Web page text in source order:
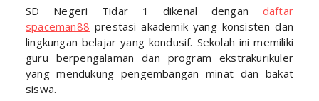
SD Negeri Tidar 1 dikenal dengan daftar
spaceman88 prestasi akademik yang konsisten dan
lingkungan belajar yang kondusif. Sekolah ini memiliki
guru berpengalaman dan program ekstrakurikuler
yang mendukung pengembangan minat dan bakat
siswa.